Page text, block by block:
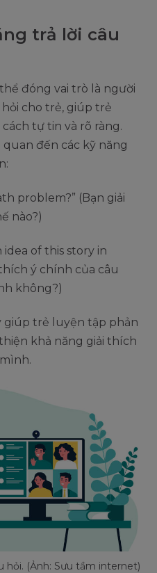
trả lời câu
đóng vai trò là người
cho trẻ, giúp trẻ
tự tin và rõ ràng.
đến các kỹ năng
problem?” (Bạn giải
nào?)
idea of this story in
ý chính của câu
không?)
giúp trẻ luyện tập phản
khả năng giải thích
hỏi. (Ảnh: Sưu tầm internet)